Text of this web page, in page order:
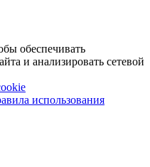
обеспечивать
и анализировать сетевой
использования